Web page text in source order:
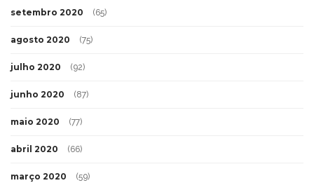
setembro 2020 (65)
agosto 2020 (75)
julho 2020 (92)
junho 2020 (87)
maio 2020 (77)
abril 2020 (66)
março 2020 (59)